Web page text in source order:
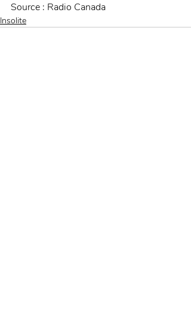
Source : Radio Canada
Insolite